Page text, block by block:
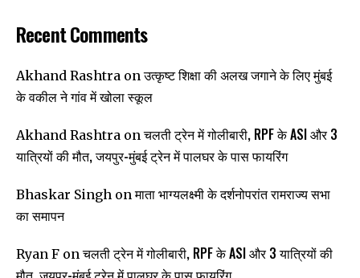
Recent Comments
Akhand Rashtra onउत्कृष्ट शिक्षा की अलख जगाने के लिए मुंबई
के वकील ने गांव में खोला स्कूल
Akhand Rashtra onचलती ट्रेन में गोलीबारी, RPF के ASI और 3
यात्रियों की मौत, जयपुर-मुंबई ट्रेन में पालघर के पास फायरिंग
Bhaskar Singh onमाता भाग्यलक्ष्मी के दर्शनोपरांत रामराज्य सभा
का समापन
Ryan F onचलती ट्रेन में गोलीबारी, RPF के ASI और 3 यात्रियों की